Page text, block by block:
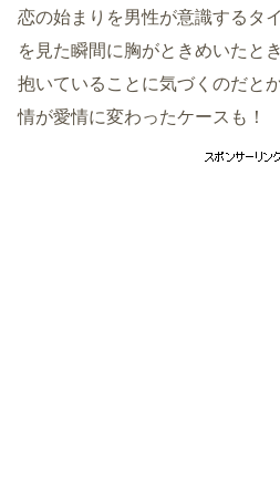
恋の始まりを男性が意識するタ
を見た瞬間に胸がときめいたと
抱いていることに気づくのだと
情が愛情に変わったケースも！